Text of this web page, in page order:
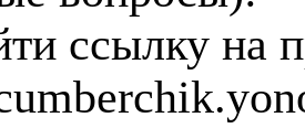
ссылку на